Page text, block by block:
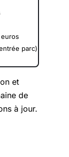
parc)
et
de
à jour.